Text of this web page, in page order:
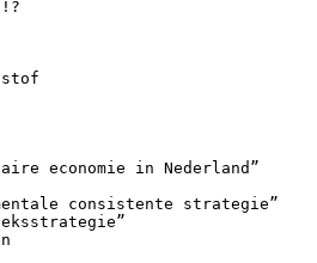
economie in Nederland”
consistente strategie”